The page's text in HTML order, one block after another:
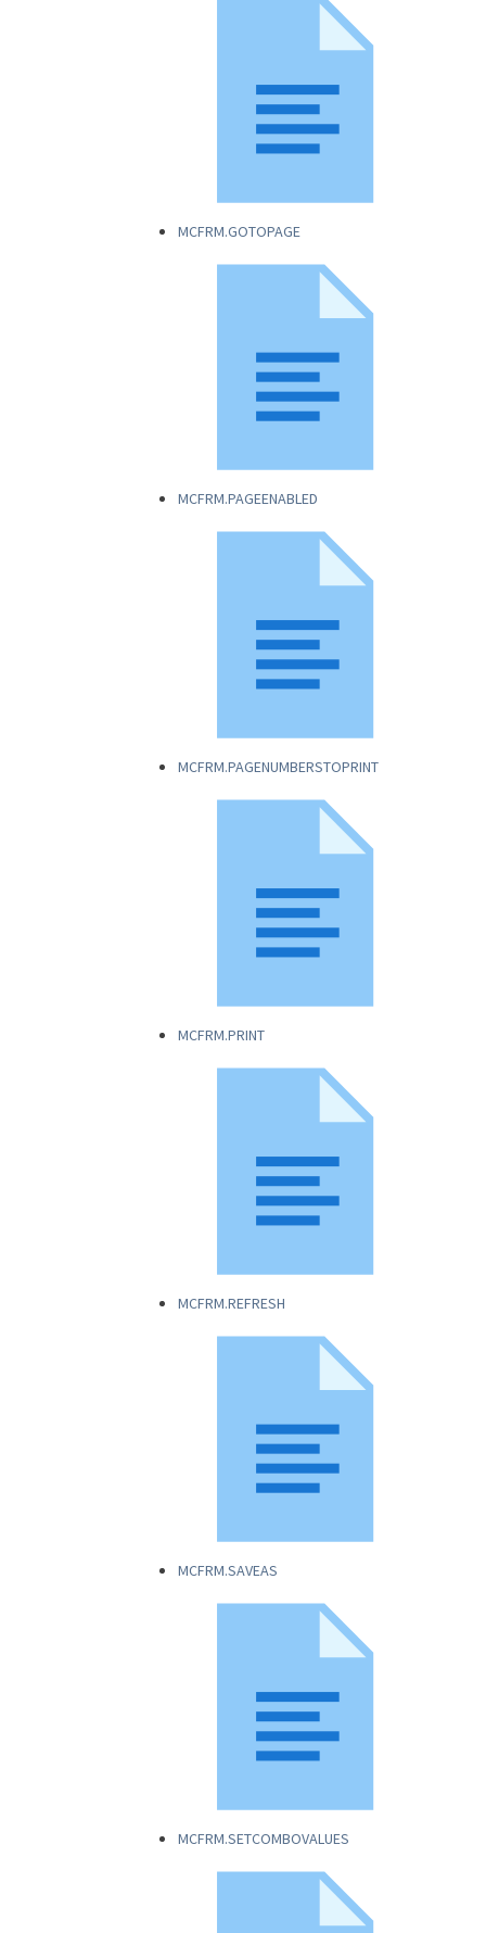
MCFRM.GOTOPAGE
MCFRM.PAGEENABLED
MCFRM.PAGENUMBERSTOPRINT
MCFRM.PRINT
MCFRM.REFRESH
MCFRM.SAVEAS
MCFRM.SETCOMBOVALUES